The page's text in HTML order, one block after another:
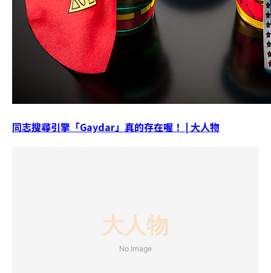
同志搜尋引擎「Gaydar」真的存在喔！ | 大人物